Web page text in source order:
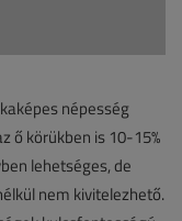
népesség
ő körükben is 10-15%
lehetséges, de
nem kivitelezhető.